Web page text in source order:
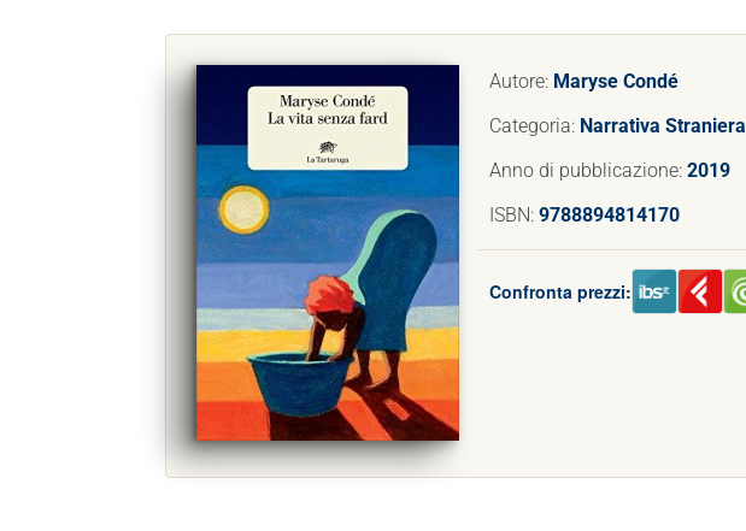
Autore: Maryse Condé
Categoria: Narrativa Straniera
Anno di pubblicazione: 2019
ISBN: 9788894814170
Confronta prezzi: